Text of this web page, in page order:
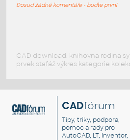
Přímotop
Dosud žádné komentáře - buďte první
CAD download: knihovna rodina
prvek stafáž výkres kategorie
CADfórum
Tipy, triky, podpora,
pomoc a rady pro
AutoCAD, LT, Inventor,